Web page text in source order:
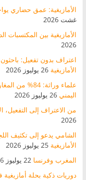
الأمازيغية: عمق حضاري
غشت 2026
الأمازيغية بين المكتسبات
2026
اعتراف بدون تفعيل:
الأمازيغية 26 يوليوز 2026
علماء وراثة:
اليمني 26 يوليوز 2026
من الاعتراف إلى التفعيل،
2026
الشامي يدعو إلى تكثيف
الأمازيغية 25 يوليوز 2026
المغرب وفرنسا 22 يوليوز 2026
دوريات ذكية بحلة